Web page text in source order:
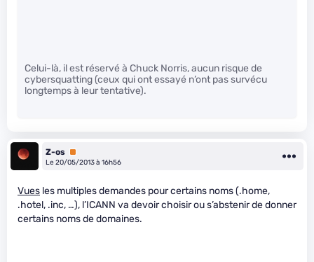
Celui-là, il est réservé à Chuck Norris, aucun risque de
cybersquatting (ceux qui ont essayé n’ont pas survécu
longtemps à leur tentative).
Z-os Premium
Le 20/05/2013 à 16h56
Vues les multiples demandes pour certains noms (.home,
.hotel, .inc, …), l’ICANN va devoir choisir ou s’abstenir de donner
certains noms de domaines.